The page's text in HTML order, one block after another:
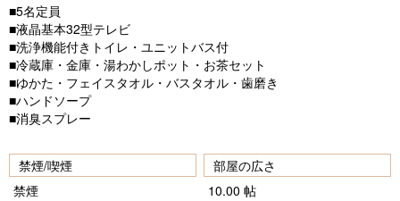
u
s
■5名定員
■液晶基本32型テレビ
■洗浄機能付きトイレ・ユニットバス付
■冷蔵庫・金庫・湯わかしポット・お茶セット
■ゆかた・フェイスタオル・バスタオル・歯磨き
■ハンドソープ
■消臭スプレー
禁煙/喫煙
禁煙
部屋の広さ
10.00 帖